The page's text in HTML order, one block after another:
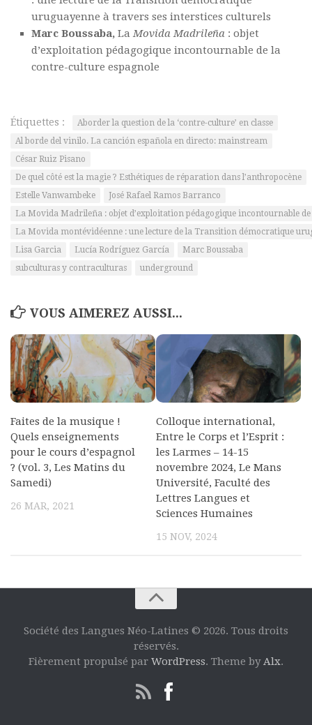
uruguayenne à travers ses interstices culturels
Marc Boussaba, LaMovida Madrileña : objet
d’exploitation pédagogique incontournable de la
contre-culture espagnole
Étiquettes :
Aborder la question de la ‘contre-culture’ en classe
Al borde del vinilo. La canción española en directo: mainstream
César Ruiz Pisano
De quel côté est la magie ? Esthétiques de réparation dans l’anthropocène
Estelle Vanwambeke
José Rafael Ramos Barranco
La Movida Madrileña : objet d’exploitation pédagogique incontournable
La Movida montévidéenne : une lecture de la Transition démocratique
Lisa Garcia
Lucía Rodríguez García
Marc Boussaba
subculturas y contraculturas
underground
VOUS AIMEREZ AUSSI...
Faites de la musique !
Quels enseignements
pour le cours d’espagnol
? (vol. 3, Les Matins du
Samedi)
26 MAR, 2021
Colloque international,
Entre le Corps et l’Esprit :
les Larmes – 14-15
novembre 2024, Le Mans
Université, Faculté des
Lettres Langues et
Sciences Humaines
15 NOV, 2024
Société des Langues Néo-Latines © 2026. Tous droits
réservés.
Fièrement propulsé par WordPress. Theme byAlx.